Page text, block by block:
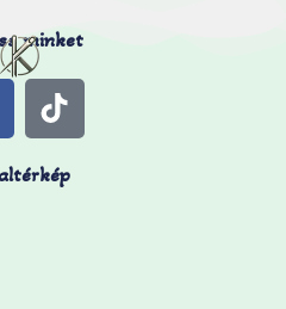
minket